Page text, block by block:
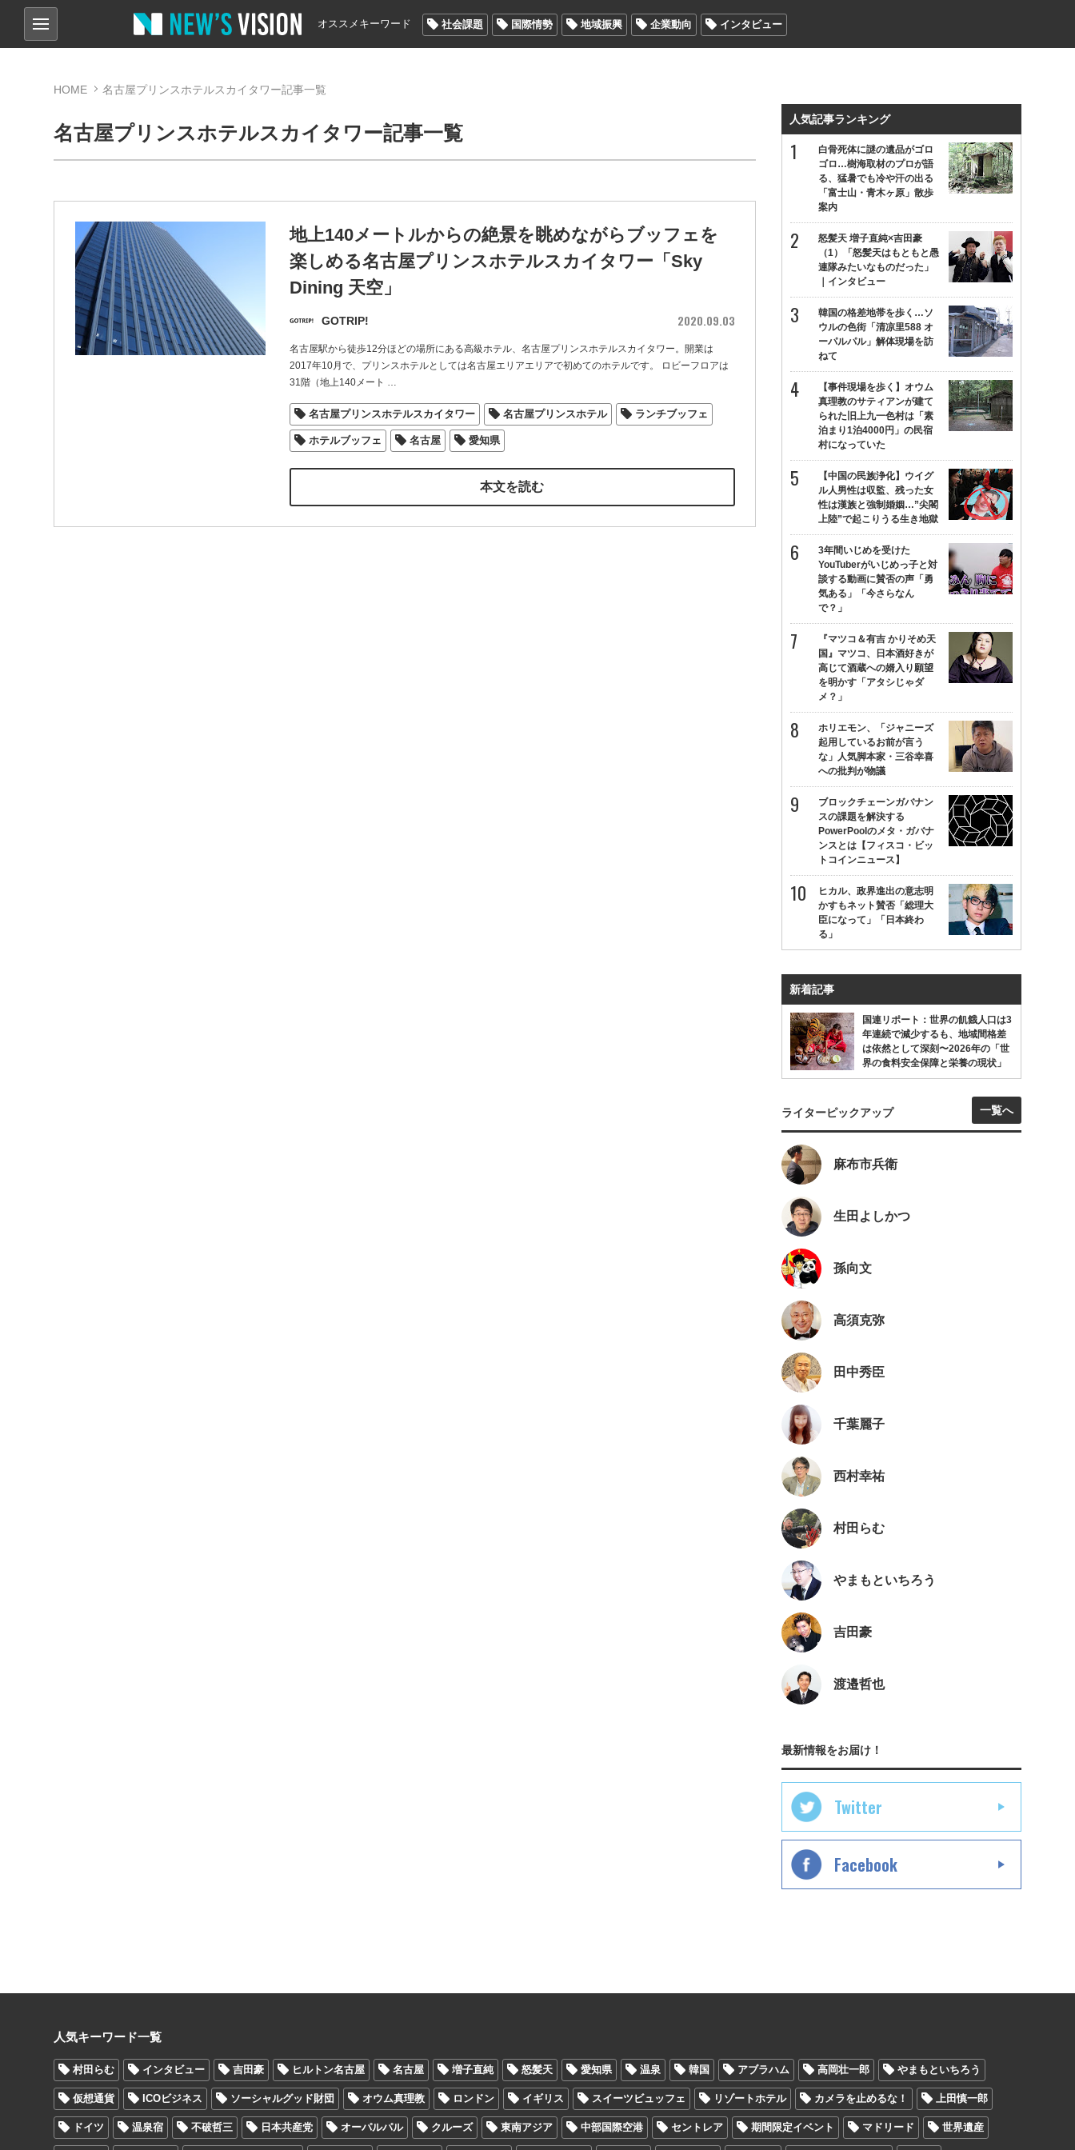
オススメキーワード 社会課題 国際情勢 地域振興 企業動向 インタビュー
HOME 名古屋プリンスホテルスカイタワー記事一覧
名古屋プリンスホテルスカイタワー記事一覧
地上140メートルからの絶景を眺めながらブッフェを
楽しめる名古屋プリンスホテルスカイタワー「Sky
Dining 天空」
GOTRIP! 2020.09.03
名古屋駅から徒歩12分ほどの場所にある高級ホテル、名古屋プリンスホテルスカイタワー。開業は
2017年10月で、プリンスホテルとしては名古屋エリアエリアで初めてのホテルです。 ロビーフロアは
31階（地上140メート …
名古屋プリンスホテルスカイタワー 名古屋プリンスホテル ランチブッフェ
ホテルブッフェ 名古屋 愛知県
本文を読む
人気記事ランキング
白骨死体に謎の遺品がゴロ
ゴロ…樹海取材のプロが語
る、猛暑でも冷や汗の出る
「富士山・青木ヶ原」散歩
案内
怒髪天 増子直純×吉田豪
（1）「怒髪天はもともと愚
連隊みたいなものだった」
｜インタビュー
韓国の格差地帯を歩く…ソ
ウルの色街「清凉里588 オ
ーパルパル」解体現場を訪
ねて
【事件現場を歩く】オウム
真理教のサティアンが建て
られた旧上九一色村は「素
泊まり1泊4000円」の民宿
村になっていた
【中国の民族浄化】ウイグ
ル人男性は収監、残った女
性は漢族と強制婚姻…”尖閣
上陸”で起こりうる生き地獄
3年間いじめを受けた
YouTuberがいじめっ子と対
談する動画に賛否の声「勇
気ある」「今さらなん
で？」
『マツコ＆有吉 かりそめ天
国』マツコ、日本酒好きが
高じて酒蔵への婿入り願望
を明かす「アタシじゃダ
メ？」
ホリエモン、「ジャニーズ
起用しているお前が言う
な」人気脚本家・三谷幸喜
への批判が物議
ブロックチェーンガバナン
スの課題を解決する
PowerPoolのメタ・ガバナ
ンスとは【フィスコ・ビッ
トコインニュース】
ヒカル、政界進出の意志明
かすもネット賛否「総理大
臣になって」「日本終わ
る」
新着記事
国連リポート：世界の飢餓人口は3
年連続で減少するも、地域間格差
は依然として深刻〜2026年の「世
界の食料安全保障と栄養の現状」
ライターピックアップ 一覧へ
麻布市兵衛
生田よしかつ
孫向文
高須克弥
田中秀臣
千葉麗子
西村幸祐
村田らむ
やまもといちろう
吉田豪
渡邉哲也
最新情報をお届け！
Twitter
Facebook
人気キーワード一覧
村田らむ インタビュー 吉田豪 ヒルトン名古屋 名古屋 増子直純 怒髪天 愛知県 温泉 韓国 アブラハム 高岡壮一郎 やまもといちろう
仮想通貨 ICOビジネス ソーシャルグッド財団 オウム真理教 ロンドン イギリス スイーツビュッフェ リゾートホテル カメラを止めるな！ 上田慎一郎
ドイツ 温泉宿 不破哲三 日本共産党 オーパルパル クルーズ 東南アジア 中部国際空港 セントレア 期間限定イベント マドリード 世界遺産